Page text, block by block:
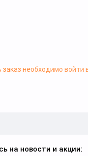
необходимо войти
на новости и акции: